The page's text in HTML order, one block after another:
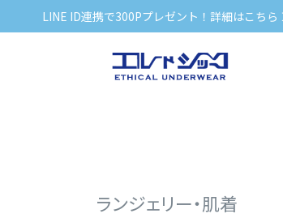
LINE ID連携で300Pプレゼント！詳細はこちら
ランジェリー・肌着